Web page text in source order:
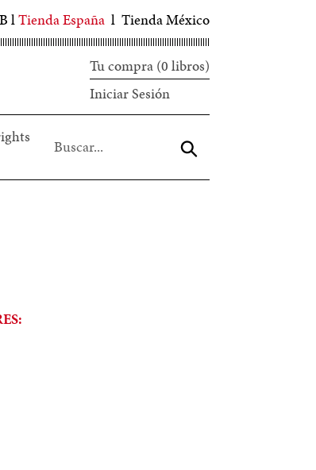
lTienda España l Tienda México
Tu compra (0 libros)
Iniciar SesiónIniciar
sesión